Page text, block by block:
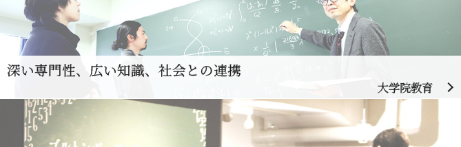
深い専門性、広い知識、社会との連携
大学院教育